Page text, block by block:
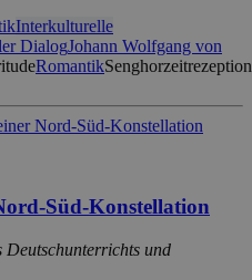
Interkulturelle
DialogJohann Wolfgang von
RomantikSenghorzeitrezeption
Süd-Konstellation
Deutschunterrichts und